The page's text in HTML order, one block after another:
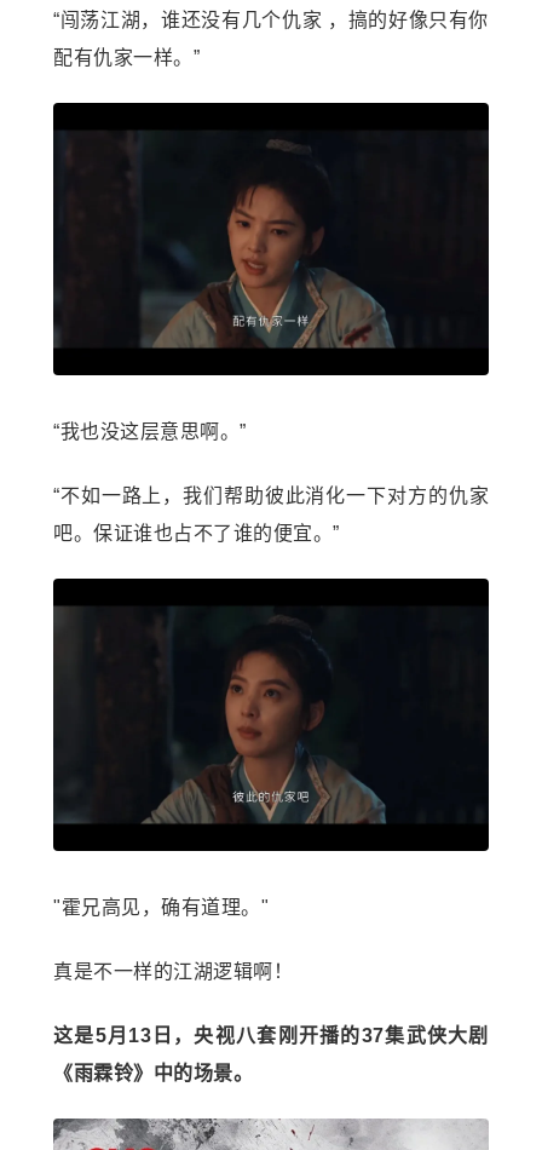
“闯荡江湖，谁还没有几个仇家 ，搞的好像只有你
配有仇家一样。”
“我也没这层意思啊。”
“不如一路上，我们帮助彼此消化一下对方的仇家
吧。保证谁也占不了谁的便宜。”
"霍兄高见，确有道理。"
真是不一样的江湖逻辑啊！
这是5月13日，央视八套刚开播的37集武侠大剧
《雨霖铃》中的场景。